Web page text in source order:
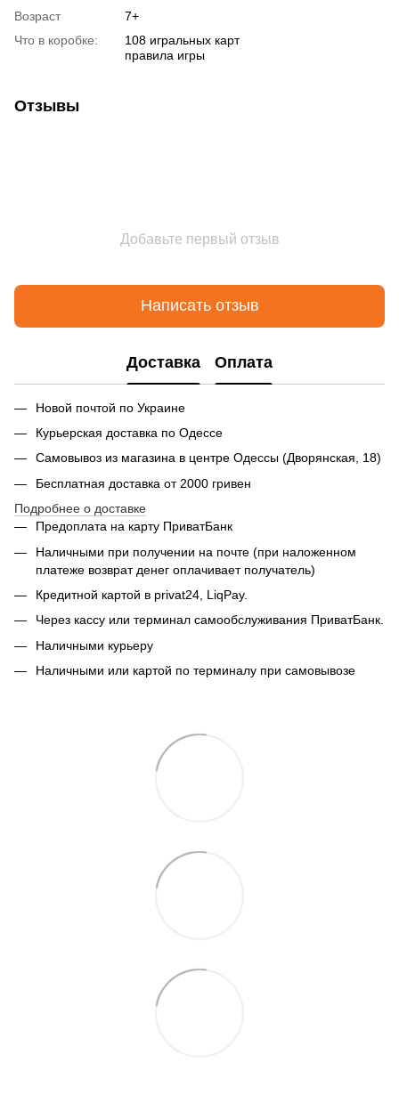
Возраст
7+
Что в коробке:
108 игральных карт
правила игры
Отзывы
Добавьте первый отзыв
Написать отзыв
Доставка Оплата
Новой почтой по Украине
Курьерская доставка по Одессе
Самовывоз из магазина в центре Одессы (Дворянская, 18)
Бесплатная доставка от 2000 гривен
Подробнее о доставке
Предоплата на карту ПриватБанк
Наличными при получении на почте (при наложенном
платеже возврат денег оплачивает получатель)
Кредитной картой в privat24, LiqPay.
Через кассу или терминал самообслуживания ПриватБанк.
Наличными курьеру
Наличными или картой по терминалу при самовывозе